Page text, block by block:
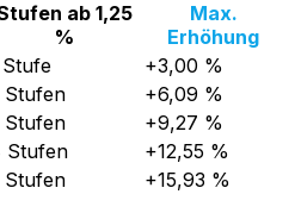
ab 1,25
%
Max.
Erhöhung
Stufe
+3,00 %
Stufen
+6,09 %
Stufen
+9,27 %
Stufen
+12,55 %
Stufen
+15,93 %